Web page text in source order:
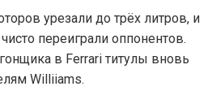
урезали до трёх литров, и
переиграли оппонентов.
в Ferrari титулы вновь
Williiams.